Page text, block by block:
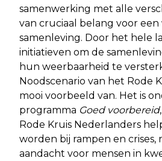
samenwerking met alle
van cruciaal belang voor
samenleving. Door het hele
initiatieven om de
hun weerbaarheid te
Noodscenario van het Rode
mooi voorbeeld van. Het is
programma Goed voorbereid
Rode Kruis Nederlanders
worden bij rampen en crises,
aandacht voor mensen in